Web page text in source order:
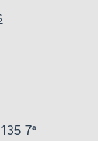
7ª